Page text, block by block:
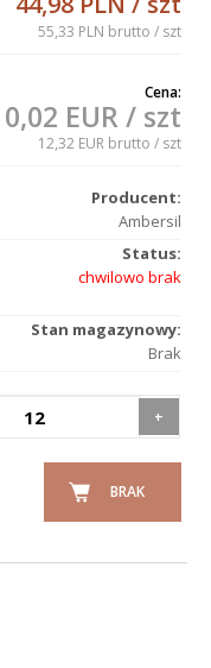
55,33 PLN brutto / szt
Cena:
EUR / szt
12,32 EUR brutto / szt
Producent:
Ambersil
Status:
chwilowo brak
Stan magazynowy:
Brak
+
BRAK